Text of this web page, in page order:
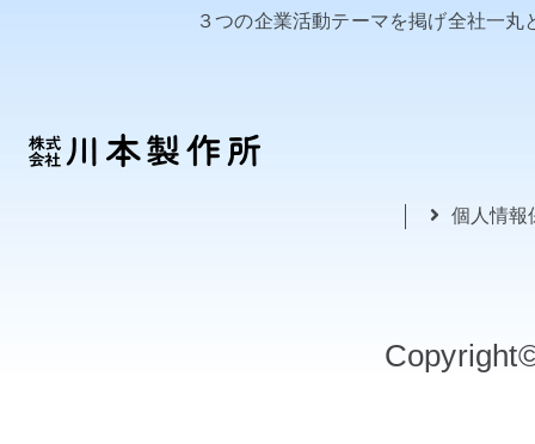
３つの企業活動テーマを掲げ全社一
個人情報